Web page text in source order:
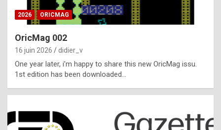
ff
i
l
t
t
s
2026 ORICMAG
OricMag 002
16 juin 2026 didier_v
One year later, i’m happy to share this new OricMag issu.
1st edition has been downloaded…